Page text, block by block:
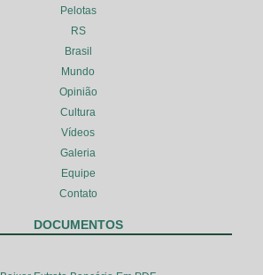
Pelotas
RS
Brasil
Mundo
Opinião
Cultura
Vídeos
Galeria
Equipe
Contato
DOCUMENTOS